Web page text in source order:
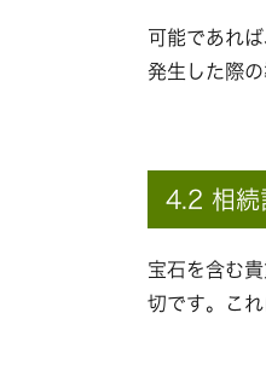
可能であれ
発生した際
4.2 相続
宝石を含む
切です。こ